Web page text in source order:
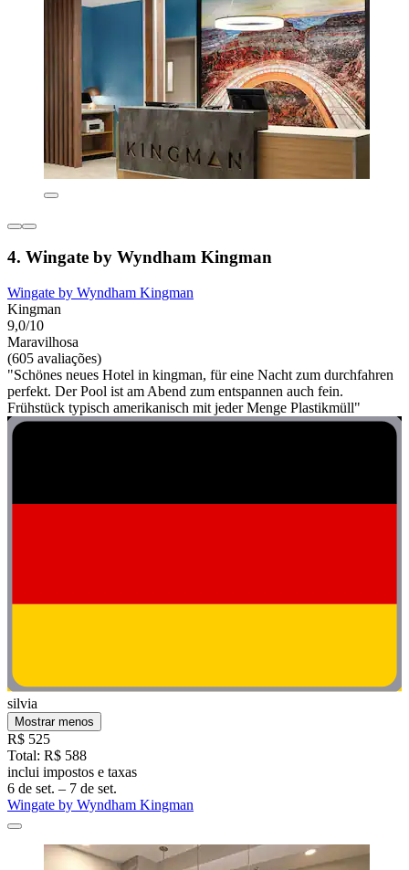
4. Wingate by Wyndham Kingman
Wingate by Wyndham Kingman
Kingman
9,0/10
Maravilhosa
(605 avaliações)
"Schönes neues Hotel in kingman, für eine Nacht zum durchfahren
perfekt. Der Pool ist am Abend zum entspannen auch fein.
Frühstück typisch amerikanisch mit jeder Menge Plastikmüll"
silvia
Mostrar menos
R$ 525
Total: R$ 588
inclui impostos e taxas
6 de set. – 7 de set.
Wingate by Wyndham Kingman